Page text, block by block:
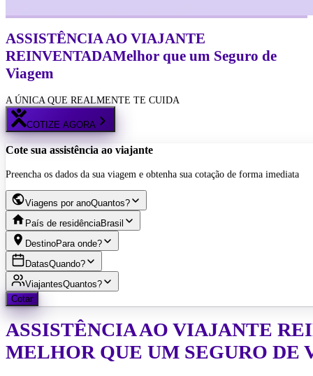
ASSISTÊNCIA AO VIAJANTE
REINVENTADAMelhor que um Seguro de
Viagem
A ÚNICA QUE REALMENTE TE CUIDA
COTIZE AGORA
Cote sua assistência ao viajante
Preencha os dados da sua viagem e obtenha sua cotação de forma imediata
Viagens por anoQuantos?
País de residênciaBrasil
DestinoPara onde?
DatasQuando?
ViajantesQuantos?
Cotar
ASSISTÊNCIA AO VIAJANTE
MELHOR QUE UM SEGURO DE